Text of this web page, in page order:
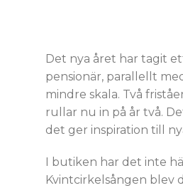
Det nya året har tagit
pensionär, parallellt
mindre skala. Två
rullar nu in på år två.
det ger inspiration till
I butiken har det inte
Kvintcirkelsången blev